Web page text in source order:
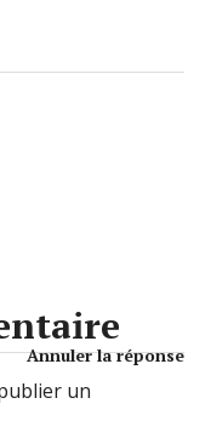
Annuler la réponse
un